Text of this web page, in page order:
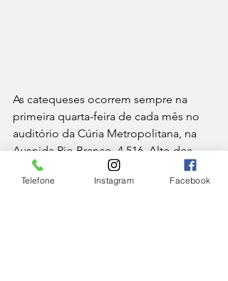
As catequeses ocorrem sempre na
primeira quarta-feira de cada mês no
auditório da Cúria Metropolitana, na
Avenida Rio Branco, 4.516, Alto dos
Passos. A formação é gratuita e aberta
a todos os interessados, sem
Telefone Instagram Facebook